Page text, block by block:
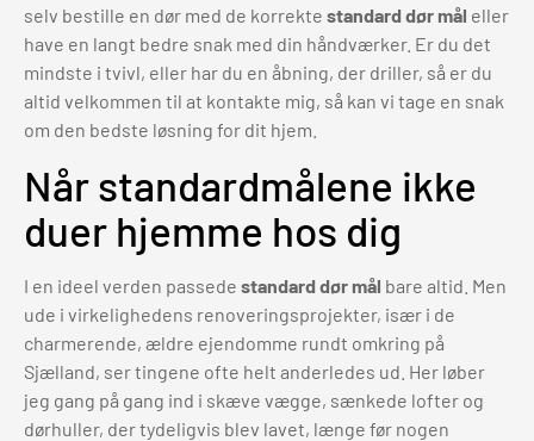
selv bestille en dør med de korrekte standard dør mål eller
have en langt bedre snak med din håndværker. Er du det
mindste i tvivl, eller har du en åbning, der driller, så er du
altid velkommen til at kontakte mig, så kan vi tage en snak
om den bedste løsning for dit hjem.
Når standardmålene ikke
duer hjemme hos dig
I en ideel verden passede standard dør mål bare altid. Men
ude i virkelighedens renoveringsprojekter, især i de
charmerende, ældre ejendomme rundt omkring på
Sjælland, ser tingene ofte helt anderledes ud. Her løber
jeg gang på gang ind i skæve vægge, sænkede lofter og
dørhuller, der tydeligvis blev lavet, længe før nogen